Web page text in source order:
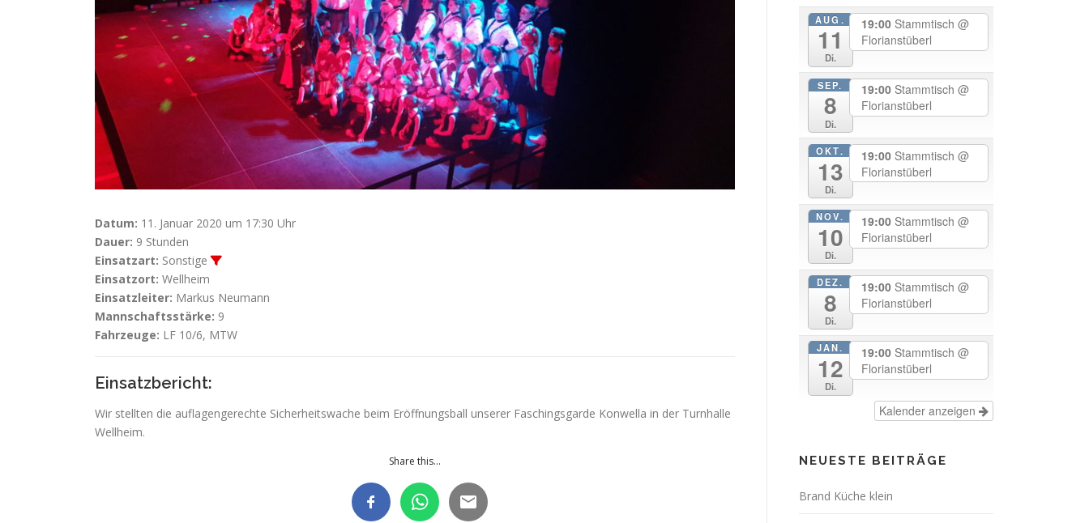
Datum: 11. Januar 2020 um 17:30 Uhr
Dauer: 9 Stunden
Einsatzart: Sonstige
Einsatzort: Wellheim
Einsatzleiter: Markus Neumann
Mannschaftsstärke: 9
Fahrzeuge: LF 10/6, MTW
Einsatzbericht:
Wir stellten die auflagengerechte Sicherheitswache beim Eröffnungsball unserer Faschingsgarde Konwella in der Turnhalle
Wellheim.
Share this...
AUG.
11
Di.
19:00 Stammtisch @
Florianstüberl
SEP.
8
Di.
19:00 Stammtisch @
Florianstüberl
OKT.
13
Di.
19:00 Stammtisch @
Florianstüberl
NOV.
10
Di.
19:00 Stammtisch @
Florianstüberl
DEZ.
8
Di.
19:00 Stammtisch @
Florianstüberl
JAN.
12
Di.
19:00 Stammtisch @
Florianstüberl
Kalender anzeigen
NEUESTE BEITRÄGE
Brand Küche klein